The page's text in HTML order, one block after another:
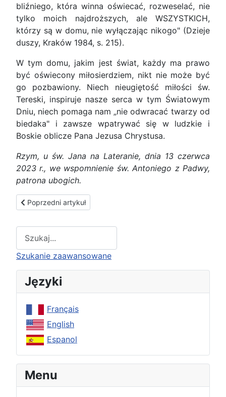
bliźniego, która winna oświecać, rozweselać, nie
tylko moich najdroższych, ale WSZYSTKICH,
którzy są w domu, nie wyłączając nikogo" (Dzieje
duszy, Kraków 1984, s. 215).
W tym domu, jakim jest świat, każdy ma prawo
być oświecony miłosierdziem, nikt nie może być
go pozbawiony. Niech nieugiętość miłości św.
Tereski, inspiruje nasze serca w tym Światowym
Dniu, niech pomaga nam „nie odwracać twarzy od
biedaka" i zawsze wpatrywać się w ludzkie i
Boskie oblicze Pana Jezusa Chrystusa.
Rzym, u św. Jana na Lateranie, dnia 13 czerwca
2023 r., we wspomnienie św. Antoniego z Padwy,
patrona ubogich.
Poprzedni artykuł: ”Kościół nigdy księdzu arcybiskupowi nie
Poprzedni artykuł
Type 2 or more characters for results.
Szukanie zaawansowane
Języki
Français
English
Espanol
Menu